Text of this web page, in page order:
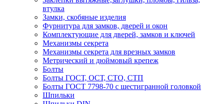
втулка
Замки, скобяные изделия
Фурнитура для замков, дверей и окон
Комплектующие для дверей, замков и ключей
Механизмы секрета
Механизмы секрета для врезных замков
Метрический и дюймовый крепеж
Болты
Болты ГОСТ, ОСТ, СТО, СТП
Болты ГОСТ 7798-70 с шестигранной головкой
Шпильки